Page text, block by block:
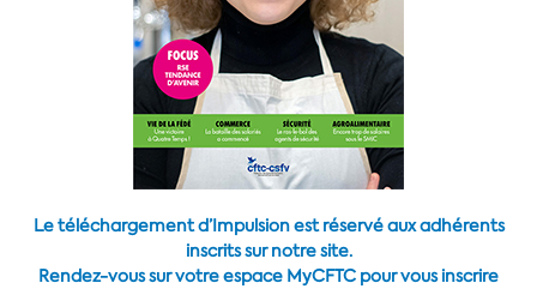
Le téléchargement d’Impulsion est réservé aux adhérents
inscrits sur notre site.
Rendez-vous sur votre espace MyCFTC pour vous inscrire